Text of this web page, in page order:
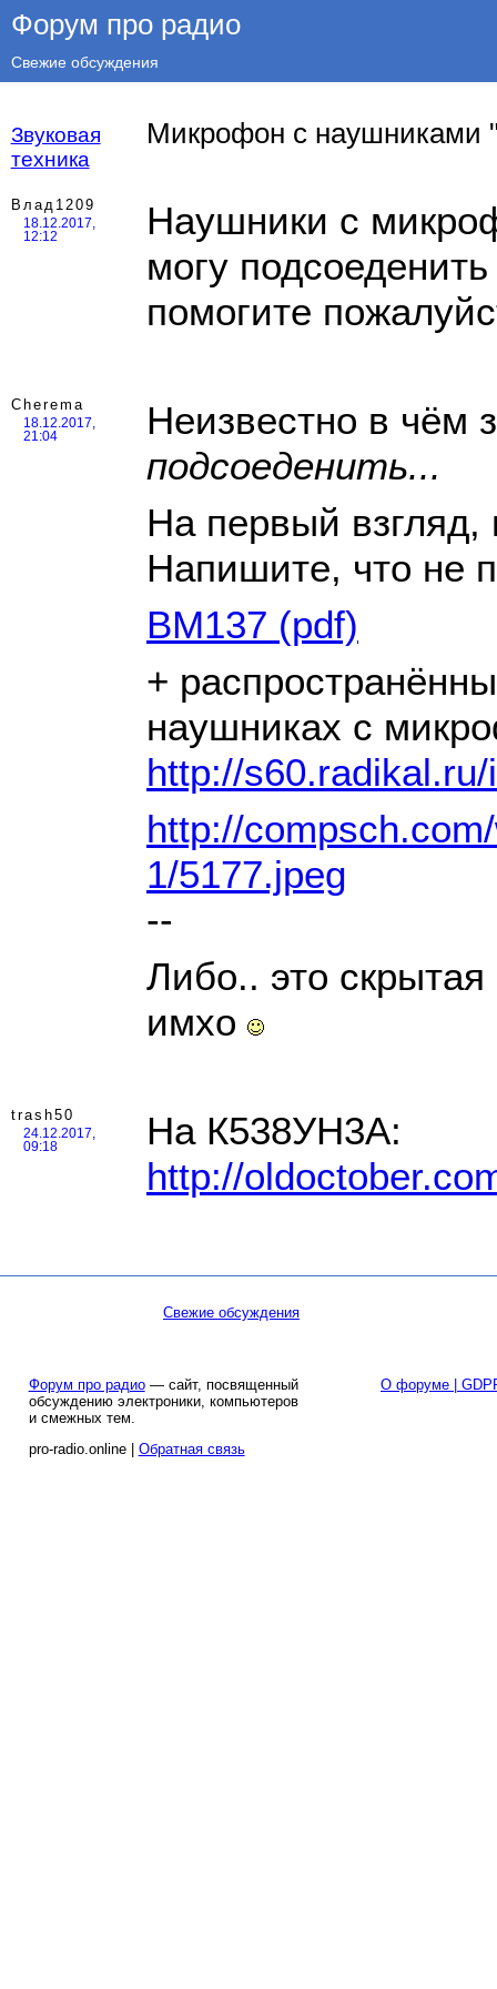
Форум про радио
Свежие обсуждения
Звуковая
техника
Микрофон с наушниками
Влад1209
18.12.2017,
12:12
Наушники с
могу
помогите
Cherema
18.12.2017,
21:04
Неизвестно в чём
подсоеденить...
На первый взгляд,
Напишите, что не
BM137 (pdf)
+
наушниках с
http://
http://
1/5177.jpeg
--
Либо.. это
имхо
trash50
24.12.2017,
09:18
На К538УН3А:
http://
Свежие обсуждения
Форум про радио— сайт, посвященный
обсуждению электроники, компьютеров
и смежных тем.
pro-radio.online | Обратная связь
О форуме |